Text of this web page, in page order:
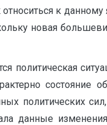
к
новая
состояние
политических
данные